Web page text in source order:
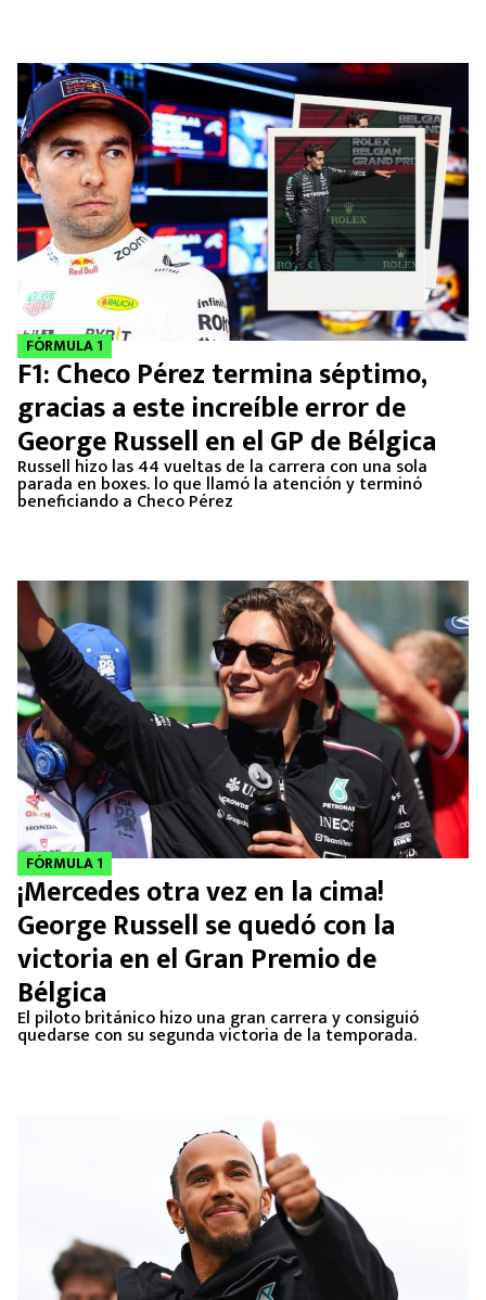
FÓRMULA 1
F1: Checo Pérez termina séptimo,
gracias a este increíble error de
George Russell en el GP de Bélgica
Russell hizo las 44 vueltas de la carrera con una sola
parada en boxes. lo que llamó la atención y terminó
beneficiando a Checo Pérez
FÓRMULA 1
¡Mercedes otra vez en la cima!
George Russell se quedó con la
victoria en el Gran Premio de
Bélgica
El piloto británico hizo una gran carrera y consiguió
quedarse con su segunda victoria de la temporada.